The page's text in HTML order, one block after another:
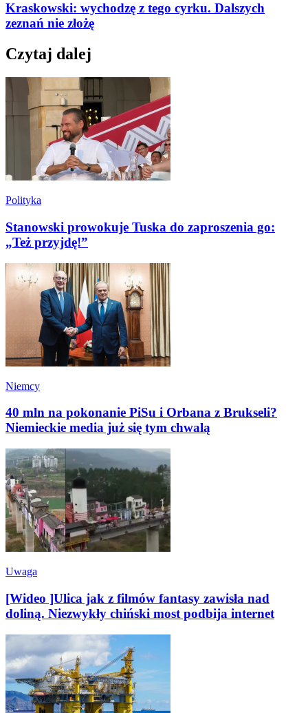
Kraskowski: wychodzę z tego cyrku. Dalszych
zeznań nie złożę
Czytaj dalej
Polityka
Stanowski prowokuje Tuska do zaproszenia go:
„Też przyjdę!”
Niemcy
40 mln na pokonanie PiSu i Orbana z Brukseli?
Niemieckie media już się tym chwalą
Uwaga
[Wideo ]Ulica jak z filmów fantasy zawisła nad
doliną. Niezwykły chiński most podbija internet